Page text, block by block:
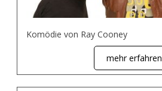
Komödie von Ray Cooney
mehr erfahren